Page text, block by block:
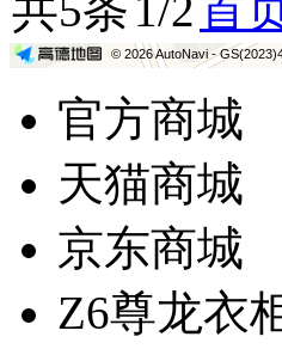
50 米 © 2026 AutoNavi -
官方商城
天猫商城
京东商城
Z6尊龙衣